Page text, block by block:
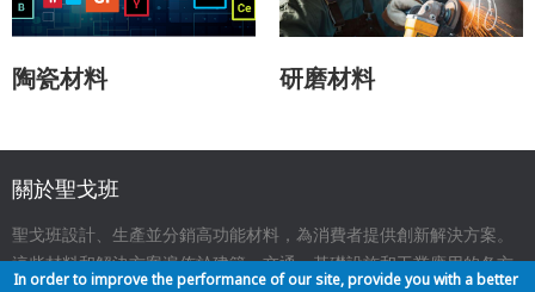
陶瓷材料 研磨材料
關於聖戈班
聖戈班設計、生產並分銷高功能材料，為消費者提供創新解決方案。
這些材料和解決方案遍佈於建築、交通、基礎設施和工業應用的各方
In order to improve the performance of our site, provide you with a better